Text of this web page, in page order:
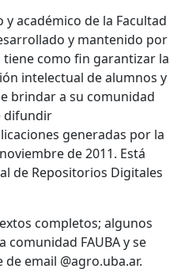
académico de la Facultad
y mantenido por
tiene como fin garantizar la
intelectual de alumnos y
brindar a su comunidad
difundir
generadas por la
de 2011. Está
de Repositorios Digitales
completos; algunos
comunidad FAUBA y se
email @agro.uba.ar.